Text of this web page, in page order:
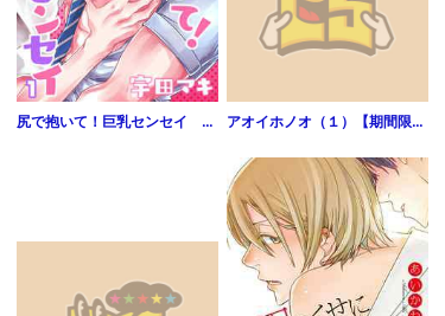
尻で抱いて！巨乳センセイ 1巻 アオイホノオ（１）【期間限定 無料お試し版】